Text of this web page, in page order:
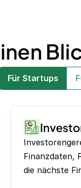
Für Startups
Finanzdaten,
die nächste